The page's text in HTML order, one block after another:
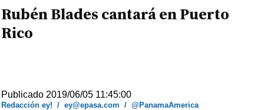
Rubén Blades cantará en Puerto
Rico
Publicado 2019/06/05 11:45:00
Redacción ey! /ey@epasa.com /@PanamaAmerica